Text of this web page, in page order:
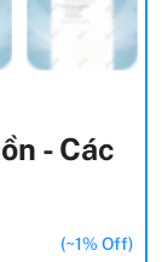
- Các
(~1% Off)